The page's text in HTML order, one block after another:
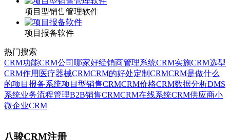
项目型销售管理软件
项目报备软件
热门搜索
CRM功能CRM公司哪家好经销商管理系统CRM实施CRM选型
CRM作用 医疗器械CRMCRM的好处定制CRMCRM是做什么
的项目报备系统项目型销售CRMCRM价格CRM数据分析DMS
系统业务流程管理B2B销售CRMCRM在线系统CRM供应商小
微企业CRM
八骏CRM注册